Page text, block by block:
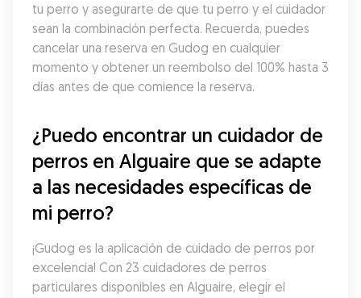
tu perro y asegurarte de que tu perro y el cuidador
sean la combinación perfecta. Recuerda, puedes
cancelar una reserva en Gudog en cualquier
momento y obtener un reembolso del 100% hasta 3
días antes de que comience la reserva.
¿Puedo encontrar un cuidador de
perros en Alguaire que se adapte
a las necesidades específicas de
mi perro?
¡Gudog es la aplicación de cuidado de perros por
excelencia! Con 23 cuidadores de perros
particulares disponibles en Alguaire, elegir el